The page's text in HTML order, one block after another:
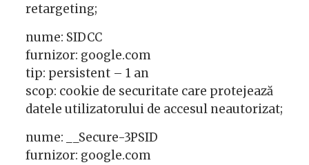
retargeting;
nume: SIDCC
furnizor: google.com
tip: persistent – 1 an
scop: cookie de securitate care protejează
datele utilizatorului de accesul neautorizat;
nume: __Secure-3PSID
furnizor: google.com